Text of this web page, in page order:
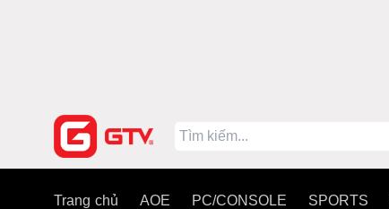
Trang chủ AOE PC/CONSOLE SPORTS